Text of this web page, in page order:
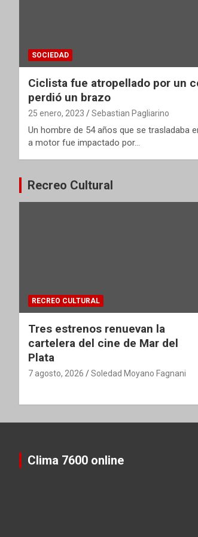
SOCIEDAD
Ciclista fue atropellado por un
perdió un brazo
25 enero, 2023 Sebastian Pagliarino
Un hombre de 54 años que se trasladaba
a motor fue impactado por…
Recreo Cultural
RECREO CULTURAL
Tres estrenos renuevan la
cartelera del cine de Mar del
Plata
7 agosto, 2026 Soledad Moyano Fagnani
Clima 7600 online